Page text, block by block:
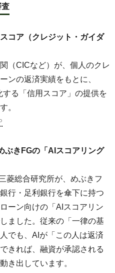
査
コア（クレジット・ガイダ
（CICなど）が、個人のクレ
ンの返済実績をもとに、
る「信用スコア」の提供を
。
きFGの「AIスコアリング
菱総合研究所が、めぶきフ
行・足利銀行を傘下に持つ
ーン向けの「AIスコアリン
ました。従来の「一律の基
でも、AIが「この人は返済
きれば、融資が承認される
き出しています。